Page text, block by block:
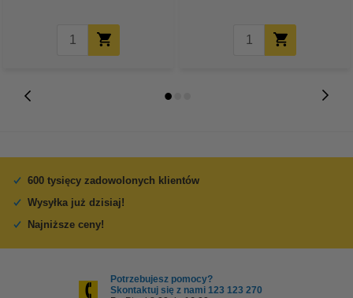
600 tysięcy zadowolonych klientów
Wysyłka już dzisiaj!
Najniższe ceny!
Potrzebujesz pomocy?
Skontaktuj się z nami 123 123 270